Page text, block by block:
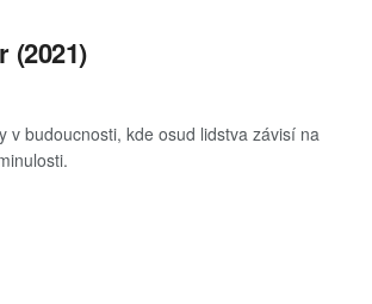
(2021)
v budoucnosti, kde osud lidstva závisí na